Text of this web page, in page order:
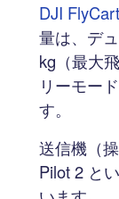
DJI
量は、デ
kg（最大
リーモー
す。
送信機（
Pilot 2 と